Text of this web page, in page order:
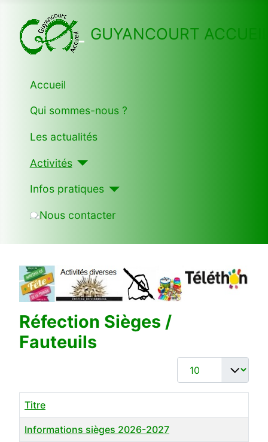
GUYANCOURT
Accueil
Qui sommes-nous ?
Les actualités
Activités
Infos pratiques
Nous contacter
Réfection Sièges /
Fauteuils
Affichage #
Titre
Informations sièges 2026-2027